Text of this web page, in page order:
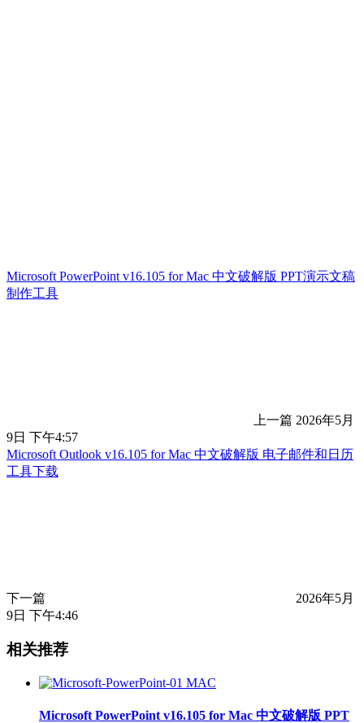
Microsoft PowerPoint v16.105 for Mac 中文破解版 PPT演示文稿
制作工具
上一篇 2026年5月
9日 下午4:57
Microsoft Outlook v16.105 for Mac 中文破解版 电子邮件和日历
工具下载
下一篇
2026年5月
9日 下午4:46
相关推荐
MAC
Microsoft PowerPoint v16.105 for Mac 中文破解版 PPT